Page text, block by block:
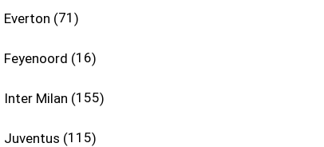
Everton 71
Feyenoord 16
Inter Milan 155
Juventus 115